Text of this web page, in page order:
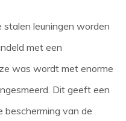
leuningen worden
met een
was wordt met enorme
Dit geeft een
bescherming van de